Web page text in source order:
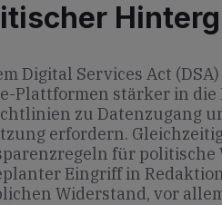
Digital Services Act
Plattformen stärker in
zu Datenzugang
erfordern.
für politische
Eingriff in
Widerstand, vor